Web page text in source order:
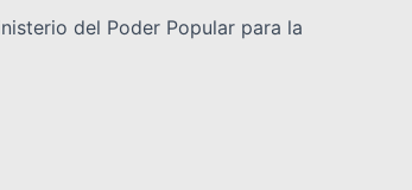
del Poder Popular para la